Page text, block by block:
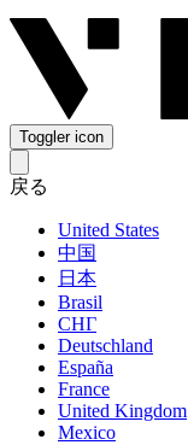
Toggler icon
戻る
United States
中国
日本
Brasil
СНГ
Deutschland
España
France
United Kingdom
Mexico